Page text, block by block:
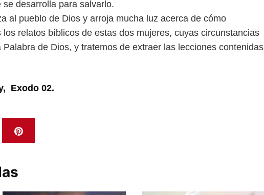
desarrolla para salvarlo.
al pueblo de Dios y arroja mucha luz acerca de cómo
relatos bíblicos de estas dos mujeres, cuyas circunstancias
Palabra de Dios, y tratemos de extraer las lecciones contenidas
Exodo 02.